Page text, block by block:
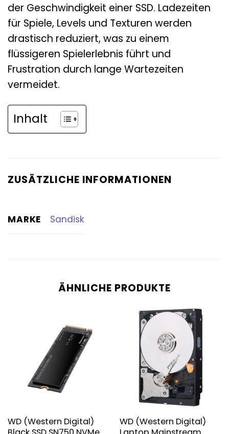
der Geschwindigkeit einer SSD. Ladezeiten
für Spiele, Levels und Texturen werden
drastisch reduziert, was zu einem
flüssigeren Spielerlebnis führt und
Frustration durch lange Wartezeiten
vermeidet.
Inhalt
ZUSÄTZLICHE INFORMATIONEN
MARKE Sandisk
ÄHNLICHE PRODUKTE
WD (Western Digital)
WD (Western Digital)